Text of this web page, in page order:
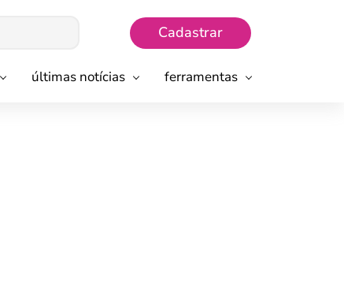
Cadastrar
últimas notícias ferramentas